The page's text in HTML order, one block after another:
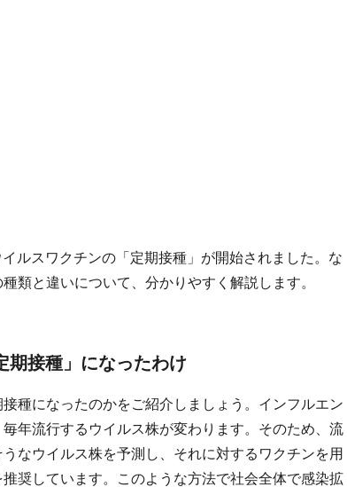
ルスワクチンの「定期接種」が開始されました。な
類と違いについて、分かりやすく解説します。
期接種」になったわけ
種になったのかをご紹介しましょう。インフルエン
年流行するウイルス株が変わります。そのため、流
なウイルス株を予測し、それに対するワクチンを用
奨しています。このような方法で社会全体で感染拡